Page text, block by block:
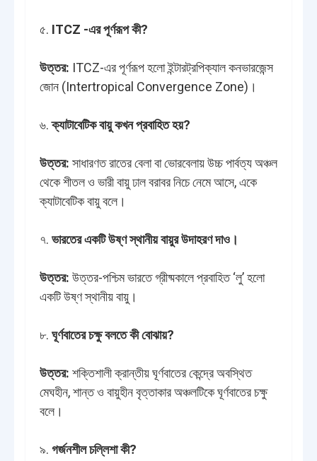
৫. ITCZ -এর পূর্ণরূপ কী?
উত্তর: ITCZ-এর পূর্ণরূপ হলো ইন্টারট্রপিক্যাল কনভারজেন্স
জোন (Intertropical Convergence Zone)।
৬.ক্যাটাবেটিক বায়ু কখন প্রবাহিত হয়?
উত্তর: সাধারণত রাতের বেলা বা ভোরবেলায় উচ্চ পার্বত্য অঞ্চল
থেকে শীতল ও ভারী বায়ু ঢাল বরাবর নিচে নেমে আসে, একে
ক্যাটাবেটিক বায়ু বলে।
৭. ভারতের একটি উষ্ণ স্থানীয় বায়ুর উদাহরণ দাও।
উত্তর: উত্তর-পশ্চিম ভারতে গ্রীষ্মকালে প্রবাহিত ‘লু’ হলো
একটি উষ্ণ স্থানীয় বায়ু।
৮. ঘূর্ণবাতের চক্ষু বলতে কী বোঝায়?
উত্তর: শক্তিশালী ক্রান্তীয় ঘূর্ণবাতের কেন্দ্রে অবস্থিত
মেঘহীন, শান্ত ও বায়ুহীন বৃত্তাকার অঞ্চলটিকে ঘূর্ণবাতের চক্ষু
বলে।
৯. গর্জনশীল চল্লিশা কী?